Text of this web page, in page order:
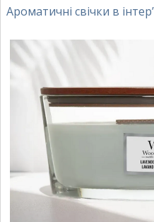
Ароматичні свічки в